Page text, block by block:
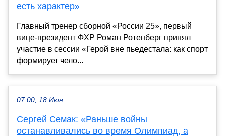
есть характер»
Главный тренер сборной «России 25», первый
вице-президент ФХР Роман Ротенберг принял
участие в сессии «Герой вне пьедестала: как спорт
формирует чело...
07:00, 18 Июн
Сергей Семак: «Раньше войны
останавливались во время Олимпиад, а